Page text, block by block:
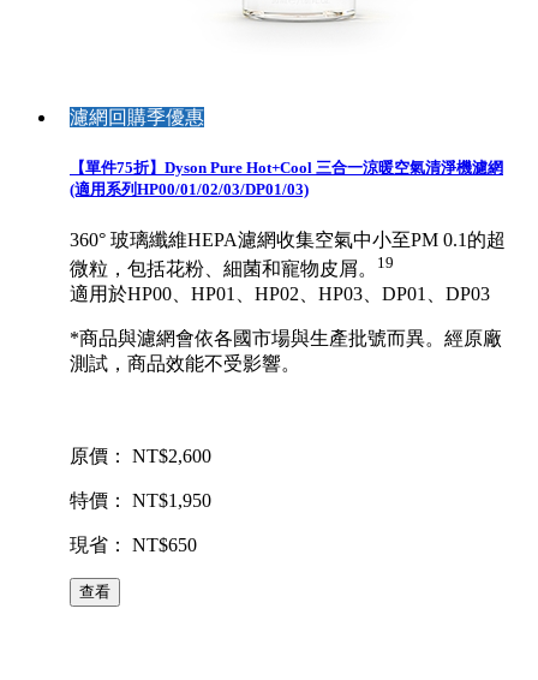
濾網回購季優惠
【單件75折】Dyson Pure Hot+Cool 三合一涼暖空氣清淨機濾網
(適用系列HP00/01/02/03/DP01/03)
360° 玻璃纖維HEPA濾網收集空氣中小至PM 0.1的超
微粒，包括花粉、細菌和寵物皮屑。
19
適用於HP00、HP01、HP02、HP03、DP01、DP03
*商品與濾網會依各國市場與生產批號而異。經原廠
測試，商品效能不受影響。
原價： NT$2,600
特價： NT$1,950
現省： NT$650
查看